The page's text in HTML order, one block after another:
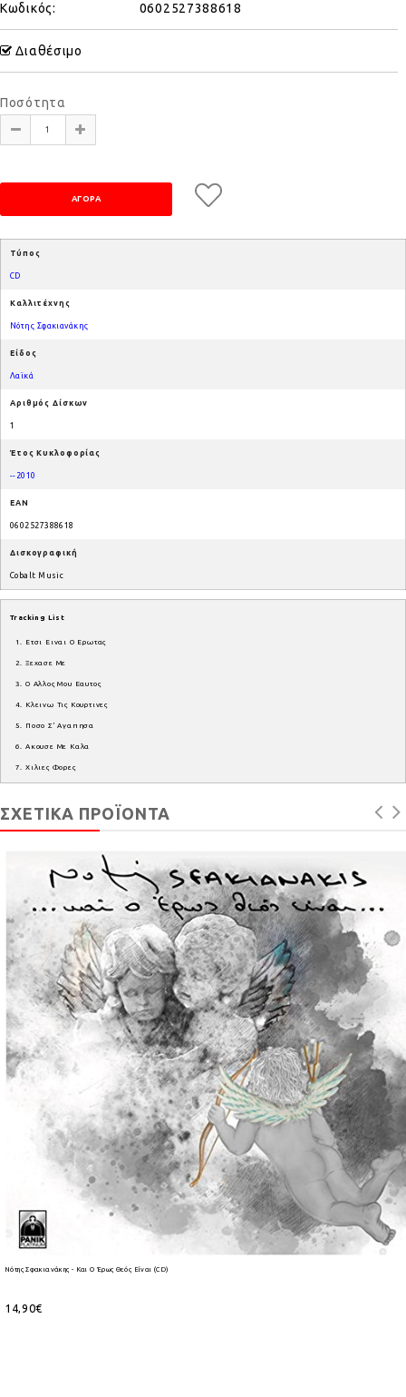
Κωδικός: 0602527388618
Διαθέσιμο
Ποσότητα
Τύπος
CD
Καλλιτέχνης
Νότης Σφακιανάκης
Είδος
Λαϊκά
Αριθμός Δίσκων
1
Έτος Κυκλοφορίας
--2010
EAN
0602527388618
Δισκογραφική
Cobalt Music
Tracking List
1. Ετσι Ειναι Ο Ερωτας
2. Ξεχασε Με
3. Ο Αλλος Μου Εαυτος
4. Κλεινω Τις Κουρτινες
5. Ποσο Σ' Αγαπησα
6. Ακουσε Με Καλα
7. Χιλιες Φορες
ΣΧΕΤΙΚΆ ΠΡΟΪΌΝΤΑ
Νότης Σφακιανάκης - Και Ο Έρως Θεός Είναι (CD)
14,90€